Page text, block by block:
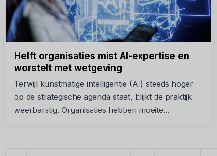
Helft organisaties mist AI-expertise en
worstelt met wetgeving
Terwijl kunstmatige intelligentie (AI) steeds hoger
op de strategische agenda staat, blijkt de praktijk
weerbarstig. Organisaties hebben moeite...